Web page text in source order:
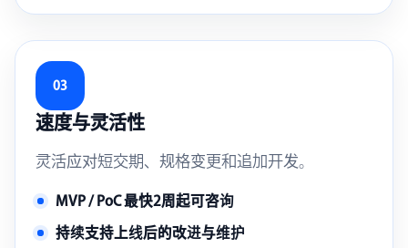
03
速度与灵活性
灵活应对短交期、规格变更和追加开发。
MVP / PoC 最快2周起可咨询
持续支持上线后的改进与维护